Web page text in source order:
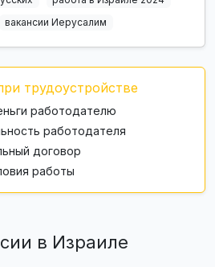
вакансии Иерусалим
трудоустройстве
работодателю
работодателя
договор
работы
в Израиле